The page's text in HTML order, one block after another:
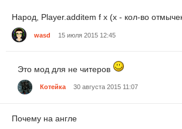
Народ, Player.additem f x (x - кол-во
wasd 15 июля 2015 12:45
Это мод для не читеров
Котейка 30 августа 2015 11:07
Почему на англе